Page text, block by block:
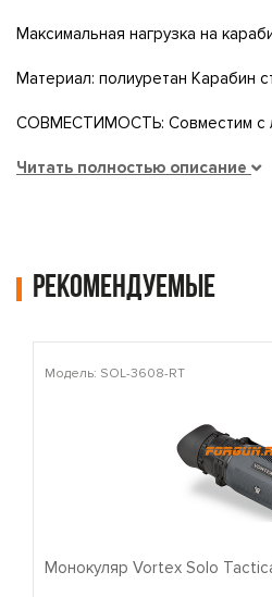
Максимальная нагрузка на
Материал: полиуретан Карабин
СОВМЕСТИМОСТЬ: Совместим с
Читать полностью описание
Рекомендуемые
Модель: SOL-3608-RT
Монокуляр Vortex Solo